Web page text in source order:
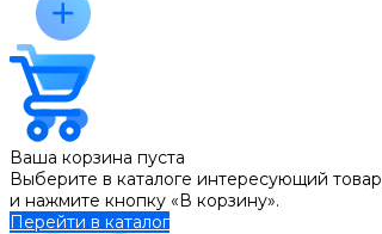
Ваша корзина пуста
Выберите в каталоге интересующий товар
и нажмите кнопку «В корзину».
Перейти в каталог